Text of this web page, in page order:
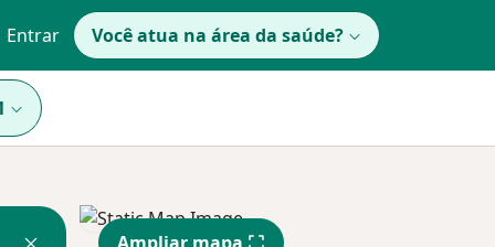
Entrar Você atua na área da saúde?